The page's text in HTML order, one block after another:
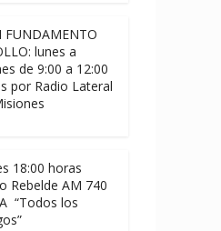
FUNDAMENTO
lunes a
de 9:00 a 12:00
por Radio Lateral
18:00 horas
Rebelde AM 740
“Todos los